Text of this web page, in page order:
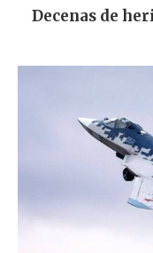
Decenas de